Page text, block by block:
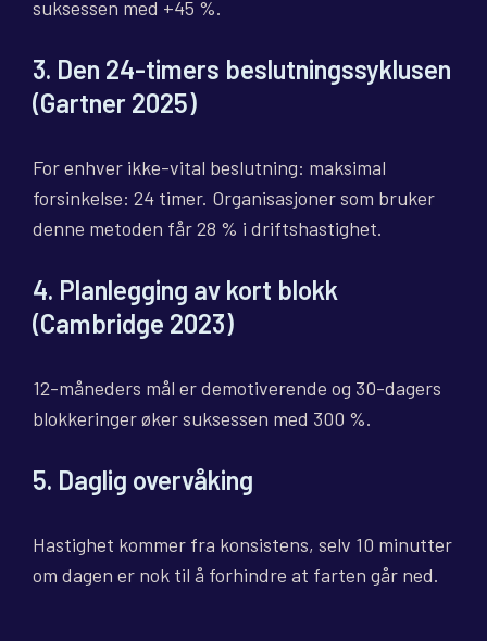
suksessen med +45 %.
3. Den 24-timers beslutningssyklusen
(Gartner 2025)
For enhver ikke-vital beslutning: maksimal
forsinkelse: 24 timer. Organisasjoner som bruker
denne metoden får 28 % i driftshastighet.
4. Planlegging av kort blokk
(Cambridge 2023)
12-måneders mål er demotiverende og 30-dagers
blokkeringer øker suksessen med 300 %.
5. Daglig overvåking
Hastighet kommer fra konsistens, selv 10 minutter
om dagen er nok til å forhindre at farten går ned.